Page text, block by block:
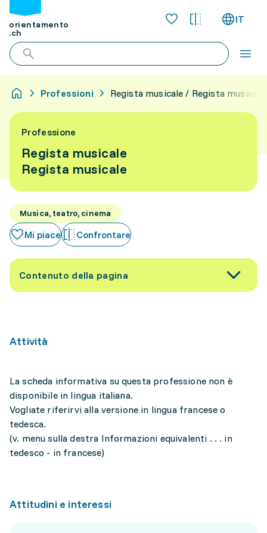
orientamento
.ch
IT
Professioni Regista musicale / Regista musicale
Professione
Regista musicale
Regista musicale
Musica, teatro, cinema
Mi piace Confrontare
Contenuto della pagina
Attività
La scheda informativa su questa professione non è
disponibile in lingua italiana.
Vogliate riferirvi alla versione in lingua francese o
tedesca.
(v. menu sulla destra Informazioni equivalenti . . . in
tedesco - in francese)
Attitudini e interessi